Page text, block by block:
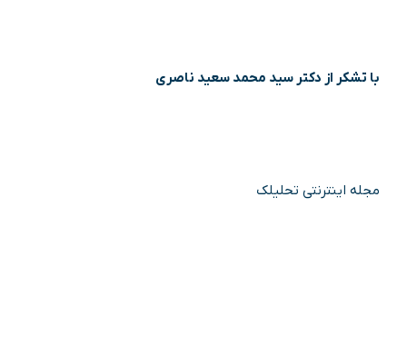
با تشکر از دکتر سید محمد سعید ناصری
مجله اینترنتی تحلیلک